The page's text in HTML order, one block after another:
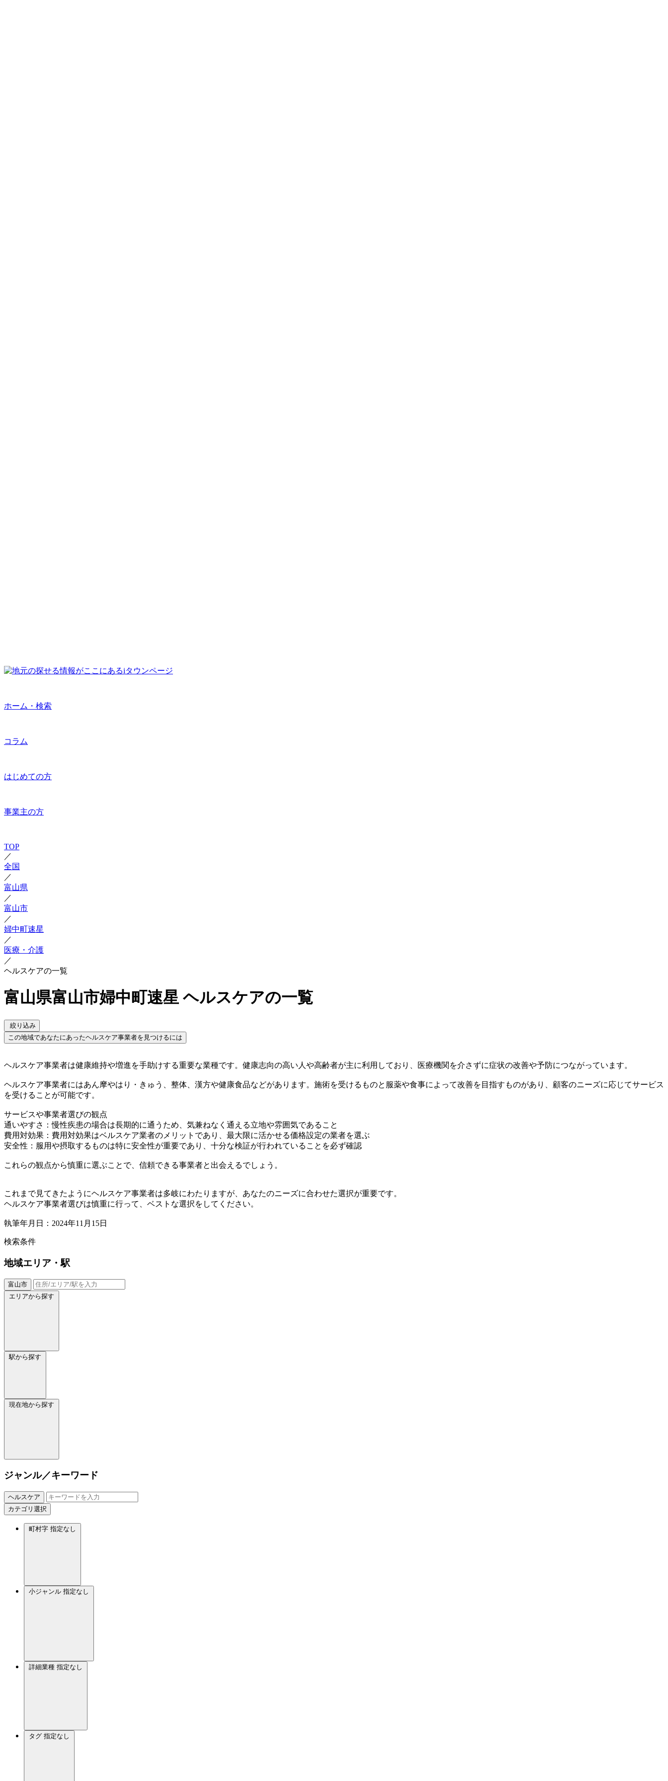
ホーム・検索
コラム
はじめての方
事業主の方
TOP
／
全国
／
富山県
／
富山市
／
婦中町速星
／
医療・介護
／
ヘルスケアの一覧
富山県富山市婦中町速星 ヘルスケアの一覧
絞り込み
この地域であなたにあったヘルスケア事業者を見つけるには
ヘルスケア事業者は健康維持や増進を手助けする重要な業種です。健康志向の高い人や高齢者が主に利用しており、医療機関を介さずに症状の改善や予防につながっています。
ヘルスケア事業者にはあん摩やはり・きゅう、整体、漢方や健康食品などがあります。施術を受けるものと服薬や食事によって改善を目指すものがあり、顧客のニーズに応じてサービス
を受けることが可能です。
サービスや事業者選びの観点
通いやすさ：慢性疾患の場合は長期的に通うため、気兼ねなく通える立地や雰囲気であること
費用対効果：費用対効果はベルスケア業者のメリットであり、最大限に活かせる価格設定の業者を選ぶ
安全性：服用や摂取するものは特に安全性が重要であり、十分な検証が行われていることを必ず確認
これらの観点から慎重に選ぶことで、信頼できる事業者と出会えるでしょう。
これまで見てきたようにヘルスケア事業者は多岐にわたりますが、あなたのニーズに合わせた選択が重要です。
ヘルスケア事業者選びは慎重に行って、ベストな選択をしてください。
執筆年月日：2024年11月15日
検索条件
地域エリア・駅
富山市
エリアから探す
駅から探す
現在地から探す
ジャンル／キーワード
ヘルスケア
カテゴリ選択
町村字 指定なし
小ジャンル 指定なし
詳細業種 指定なし
タグ 指定なし